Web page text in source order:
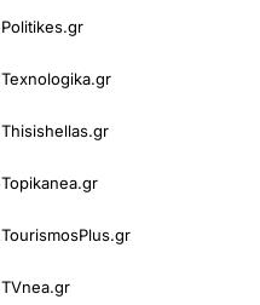
Politikes.gr
Texnologika.gr
Thisishellas.gr
Topikanea.gr
TourismosPlus.gr
TVnea.gr